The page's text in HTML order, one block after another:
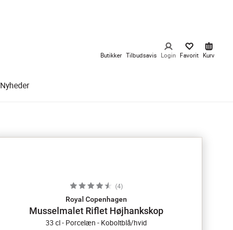
Butikker Tilbudsavis Login Favorit Kurv
Nyheder
(4)
Royal Copenhagen
Musselmalet Riflet Højhankskop
33 cl - Porcelæn - Koboltblå/hvid